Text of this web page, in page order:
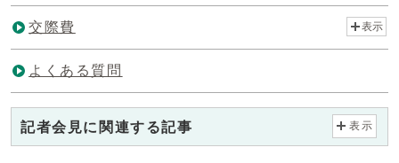
交際費 表示
よくある質問
記者会見に関連する記事 表示